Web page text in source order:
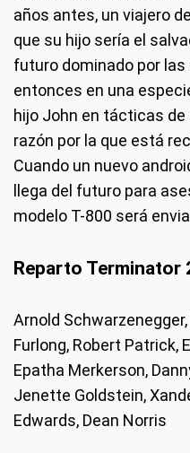
años antes, un viajero
que su hijo sería el
futuro dominado por
entonces en una
hijo John en tácticas
razón por la que está
Cuando un nuevo
llega del futuro para
modelo T-800 será
Reparto Terminator
Arnold
Furlong, Robert Patrick,
Epatha Merkerson,
Jenette Goldstein,
Edwards, Dean Norris